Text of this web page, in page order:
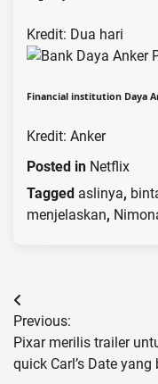
Kredit: Dua hari
Financial institution Daya
Kredit: Anker
Posted in Netflix
Tagged aslinya,
menjelaskan,
Post
navigation
Previous:
Pixar merilis trailer
quick Carl’s Date yang